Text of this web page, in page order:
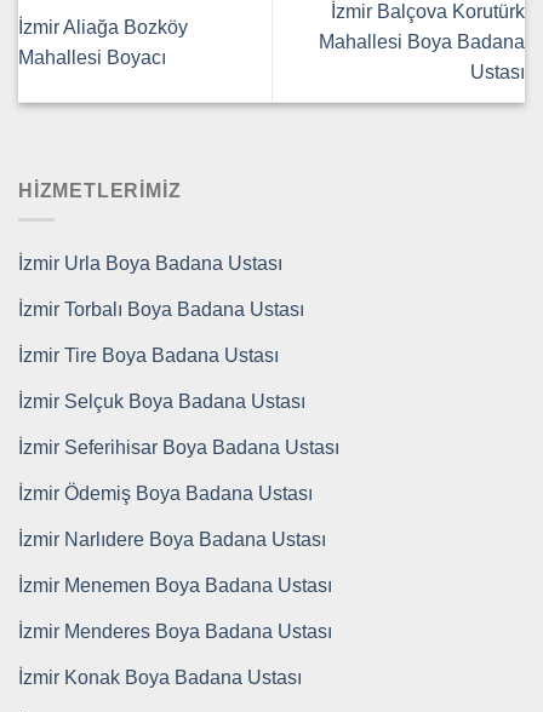
İzmir Aliağa Bozköy
Mahallesi Boyacı
İzmir Balçova Korutürk
Mahallesi Boya Badana
Ustası
HİZMETLERİMİZ
İzmir Urla Boya Badana Ustası
İzmir Torbalı Boya Badana Ustası
İzmir Tire Boya Badana Ustası
İzmir Selçuk Boya Badana Ustası
İzmir Seferihisar Boya Badana Ustası
İzmir Ödemiş Boya Badana Ustası
İzmir Narlıdere Boya Badana Ustası
İzmir Menemen Boya Badana Ustası
İzmir Menderes Boya Badana Ustası
İzmir Konak Boya Badana Ustası